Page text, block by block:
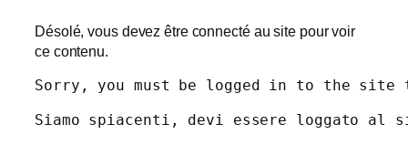
Désolé, vous devez être connecté au site pour voir
ce contenu.
Sorry, you must be logged in to the
Siamo spiacenti, devi essere loggato al